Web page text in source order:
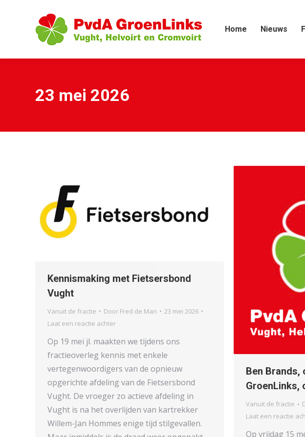
Home Nieuws
23 mei 2026
Kennismaking met Fietsersbond
Vught
Vanuit de fractie Door Fred de Man
23 mei 2026
Laat een reactie achter
Op 19 mei jl. maakten we tijdens ons
fractieoverleg kennis met enkele
vertegenwoordigers van de opnieuw
opgerichte afdeling van de Fietsersbond
Vught. De vroeger zo actieve afdeling in
Vught is na het overlijden van kartrekker
Willem-Jan Hommes enige tijd stilgevallen.
Ben Brands,
GroenLinks,
Vanuit de fractie
Laat een reactie
Op vrijdag 15